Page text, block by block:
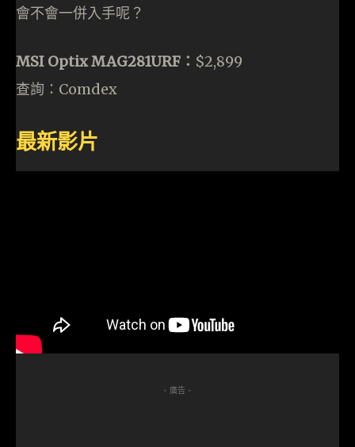
會不會一併入手呢？
MSI Optix MAG281URF： $2,899
查詢：Comdex
最新影片
- 廣告 -